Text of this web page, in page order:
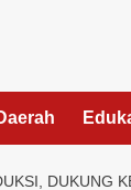
DUKUNG